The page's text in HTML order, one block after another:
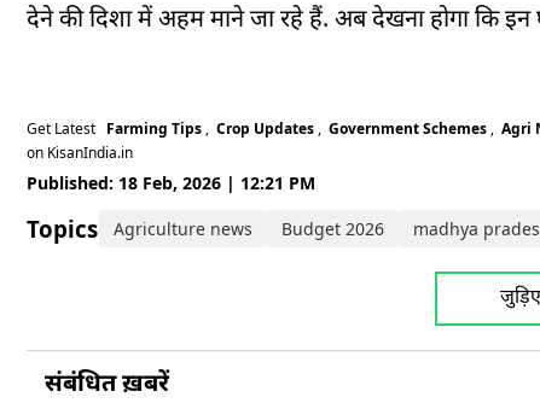
देने की दिशा में अहम माने जा रहे हैं. अब देखना होगा कि
Get Latest Farming Tips , Crop Updates , Government Schemes , Agri
on KisanIndia.in
Published: 18 Feb, 2026 | 12:21 PM
Topics: Agriculture news Budget 2026 madhya
संबंधित ख़बरें